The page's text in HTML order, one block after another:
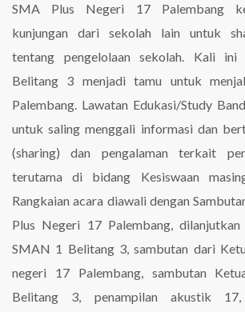
SMA Plus Negeri 17 Palembang
kunjungan dari sekolah lain untuk
tentang pengelolaan sekolah. Kali
Belitang 3 menjadi tamu untuk
Palembang. Lawatan Edukasi/Study
untuk saling menggali informasi dan
(sharing) dan pengalaman terkait
terutama di bidang Kesiswaan
Rangkaian acara diawali dengan
Plus Negeri 17 Palembang, dilanjutkan
SMAN 1 Belitang 3, sambutan dari
negeri 17 Palembang, sambutan
Belitang 3, penampilan akustik